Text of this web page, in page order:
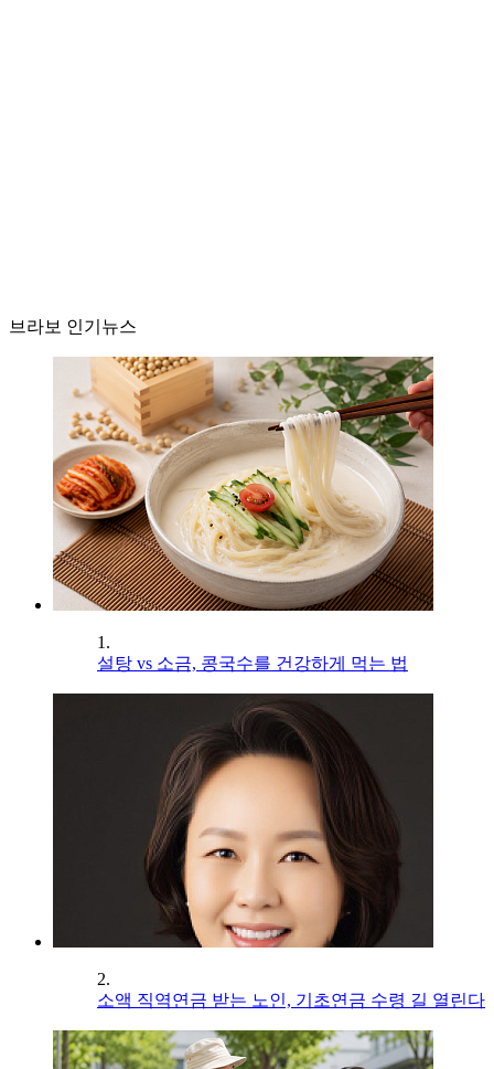
브라보 인기뉴스
1.
설탕 vs 소금, 콩국수를 건강하게 먹는 법
2.
소액 직역연금 받는 노인, 기초연금 수령 길 열린다